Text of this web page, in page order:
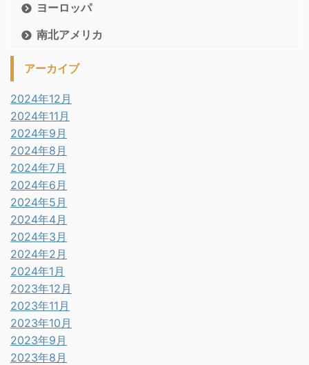
ヨーロッパ
南北アメリカ
アーカイブ
2024年12月
2024年11月
2024年9月
2024年8月
2024年7月
2024年6月
2024年5月
2024年4月
2024年3月
2024年2月
2024年1月
2023年12月
2023年11月
2023年10月
2023年9月
2023年8月